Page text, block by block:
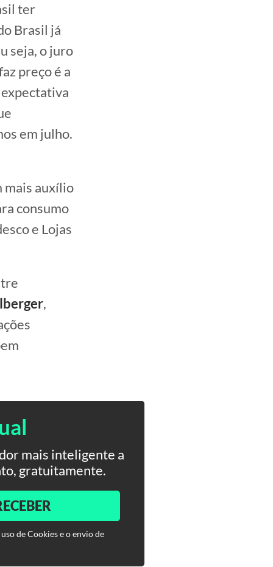
ter
Brasil já
seja, o juro
preço é a
em julho.
mais auxílio
consumo
e Lojas
,
mais inteligente a
gratuitamente.
de Cookies e o envio de